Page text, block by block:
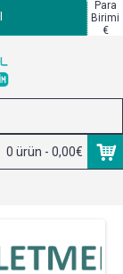
Para
Birimi
€
0 ürün - 0,00€